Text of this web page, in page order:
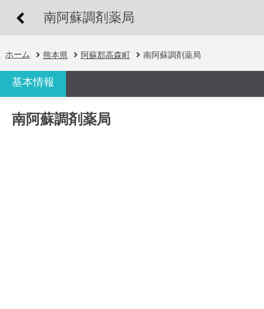
南阿蘇調剤薬局
ホーム 熊本県 阿蘇郡高森町 南阿蘇調剤薬局
基本情報
南阿蘇調剤薬局